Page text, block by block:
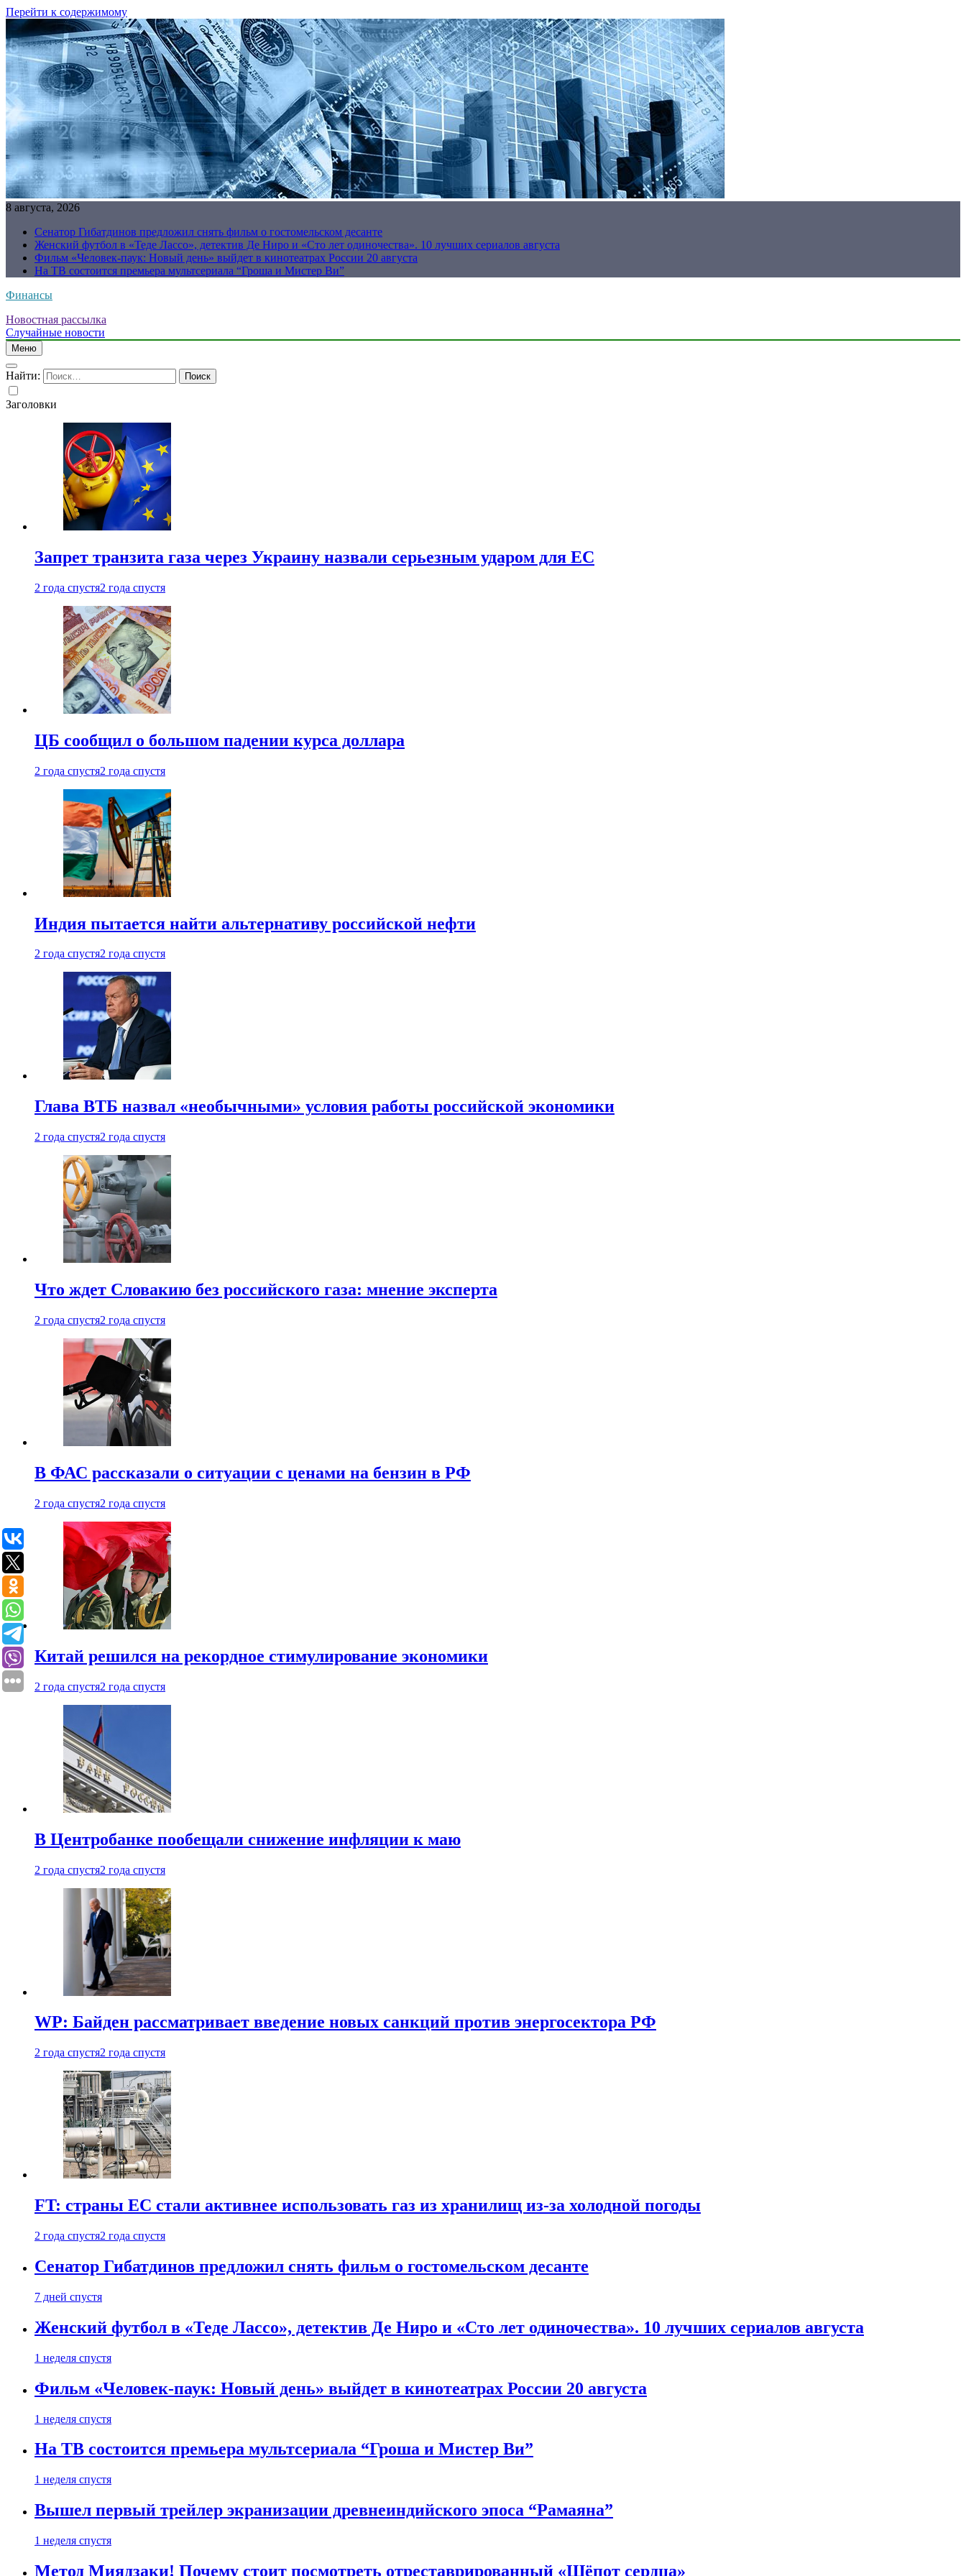
Перейти к содержимому
8 августа, 2026
Сенатор Гибатдинов предложил снять фильм о гостомельском десанте
Женский футбол в «Теде Лассо», детектив Де Ниро и «Сто лет одиночества». 10 лучших сериалов августа
Фильм «Человек-паук: Новый день» выйдет в кинотеатрах России 20 августа
На ТВ состоится премьера мультсериала “Гроша и Мистер Ви”
Финансы
Новостная рассылка
Случайные новости
Меню
Найти:
Заголовки
Запрет транзита газа через Украину назвали серьезным ударом для ЕС
2 года спустя2 года спустя
ЦБ сообщил о большом падении курса доллара
2 года спустя2 года спустя
Индия пытается найти альтернативу российской нефти
2 года спустя2 года спустя
Глава ВТБ назвал «необычными» условия работы российской экономики
2 года спустя2 года спустя
Что ждет Словакию без российского газа: мнение эксперта
2 года спустя2 года спустя
В ФАС рассказали о ситуации с ценами на бензин в РФ
2 года спустя2 года спустя
Китай решился на рекордное стимулирование экономики
2 года спустя2 года спустя
В Центробанке пообещали снижение инфляции к маю
2 года спустя2 года спустя
WP: Байден рассматривает введение новых санкций против энергосектора РФ
2 года спустя2 года спустя
FT: страны ЕС стали активнее использовать газ из хранилищ из-за холодной погоды
2 года спустя2 года спустя
Сенатор Гибатдинов предложил снять фильм о гостомельском десанте
7 дней спустя
Женский футбол в «Теде Лассо», детектив Де Ниро и «Сто лет одиночества». 10 лучших сериалов августа
1 неделя спустя
Фильм «Человек-паук: Новый день» выйдет в кинотеатрах России 20 августа
1 неделя спустя
На ТВ состоится премьера мультсериала “Гроша и Мистер Ви”
1 неделя спустя
Вышел первый трейлер экранизации древнеиндийского эпоса “Рамаяна”
1 неделя спустя
Метод Миядзаки! Почему стоит посмотреть отреставрированный «Шёпот сердца»